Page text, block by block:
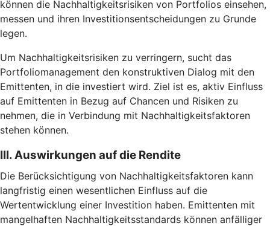
können die Nachhaltigkeitsrisiken von Portfolios einsehen,
messen und ihren Investitionsentscheidungen zu Grunde
legen.
Um Nachhaltigkeitsrisiken zu verringern, sucht das
Portfoliomanagement den konstruktiven Dialog mit den
Emittenten, in die investiert wird. Ziel ist es, aktiv Einfluss
auf Emittenten in Bezug auf Chancen und Risiken zu
nehmen, die in Verbindung mit Nachhaltigkeitsfaktoren
stehen können.
III. Auswirkungen auf die Rendite
Die Berücksichtigung von Nachhaltigkeitsfaktoren kann
langfristig einen wesentlichen Einfluss auf die
Wertentwicklung einer Investition haben. Emittenten mit
mangelhaften Nachhaltigkeitsstandards können anfälliger